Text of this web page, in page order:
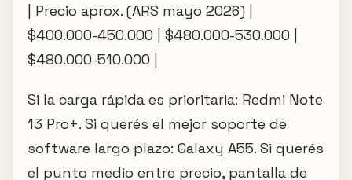
| Precio aprox. (ARS mayo 2026) |
$400.000-450.000 | $480.000-530.000 |
$480.000-510.000 |
Si la carga rápida es prioritaria: Redmi Note
13 Pro+. Si querés el mejor soporte de
software largo plazo: Galaxy A55. Si querés
el punto medio entre precio, pantalla de